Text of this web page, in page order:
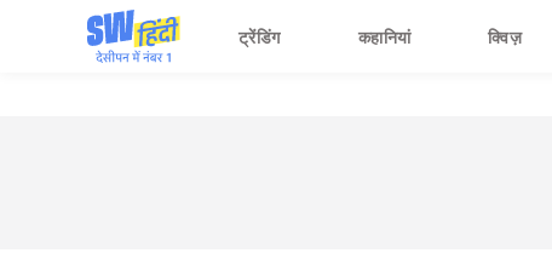
ट्रेंडिंग कहानियां क्विज़